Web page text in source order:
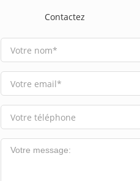
Contactez